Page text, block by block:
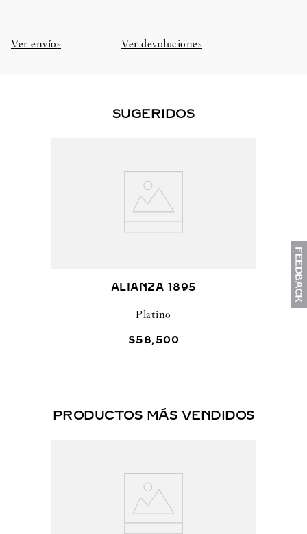
Ver envíos Ver devoluciones
SUGERIDOS
ALIANZA 1895
Platino
$58,500
PRODUCTOS MÁS VENDIDOS